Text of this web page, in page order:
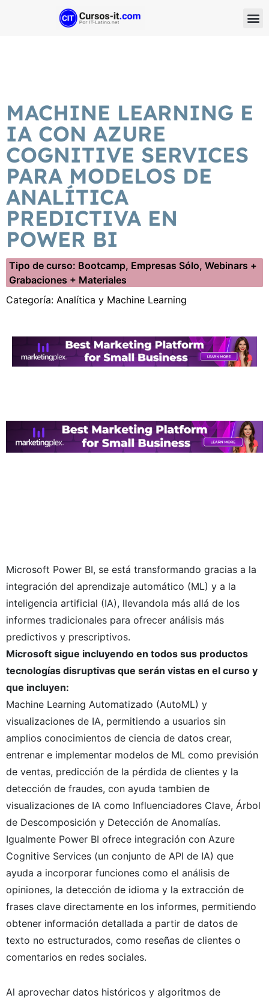
MACHINE LEARNING E
IA CON AZURE
COGNITIVE SERVICES
PARA MODELOS DE
ANALÍTICA
PREDICTIVA EN
POWER BI
Tipo de curso: Bootcamp, Empresas Sólo, Webinars +
Grabaciones + Materiales
Categoría: Analítica y Machine Learning
Microsoft Power BI, se está transformando gracias a la
integración del aprendizaje automático (ML) y a la
inteligencia artificial (IA), llevandola más allá de los
informes tradicionales para ofrecer análisis más
predictivos y prescriptivos.
Microsoft sigue incluyendo en todos sus productos
tecnologías disruptivas que serán vistas en el curso y
que incluyen:
Machine Learning Automatizado (AutoML) y
visualizaciones de IA, permitiendo a usuarios sin
amplios conocimientos de ciencia de datos crear,
entrenar e implementar modelos de ML como previsión
de ventas, predicción de la pérdida de clientes y la
detección de fraudes, con ayuda tambien de
visualizaciones de IA como Influenciadores Clave, Árbol
de Descomposición y Detección de Anomalías.
Igualmente Power BI ofrece integración con Azure
Cognitive Services (un conjunto de API de IA) que
ayuda a incorporar funciones como el análisis de
opiniones, la detección de idioma y la extracción de
frases clave directamente en los informes, permitiendo
obtener información detallada a partir de datos de
texto no estructurados, como reseñas de clientes o
comentarios en redes sociales.
Al aprovechar datos históricos y algoritmos de